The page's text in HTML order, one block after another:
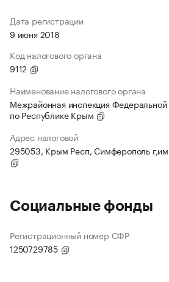
Дата регистрации
9 июня 2018
Код налогового органа
9112
Наименование налогового органа
Межрайонная инспекция
по Республике Крым
Адрес налоговой
295053, Крым Респ, Симферополь
Социальные фонды
Регистрационный номер СФР
1250729785